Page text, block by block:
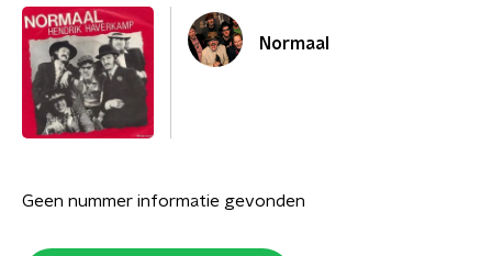
Normaal
Geen nummer informatie gevonden